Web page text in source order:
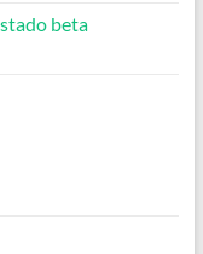
beta